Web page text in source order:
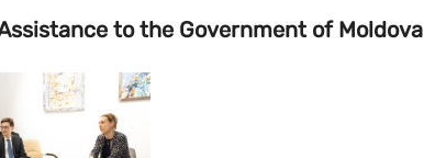
to the Government of Moldova